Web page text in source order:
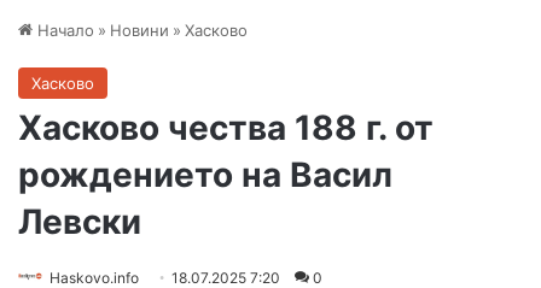
Начало » Новини » Хасково
Хасково
Хасково чества 188 г. от
рождението на Васил
Левски
Haskovo.info 18.07.2025 7:20 0